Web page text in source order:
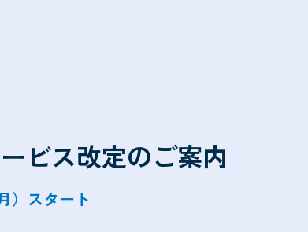
ビス改定のご案内
）スタート